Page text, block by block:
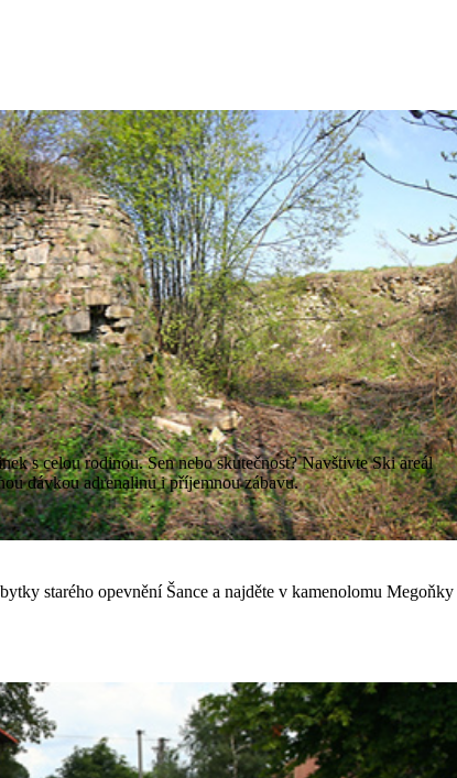
starého opevnění Šance a najděte v kamenolomu Megoňky
s celou rodinou. Sen nebo skutečnost? Navštivte Ski areál
dávkou adrenalinu i příjemnou zábavu.